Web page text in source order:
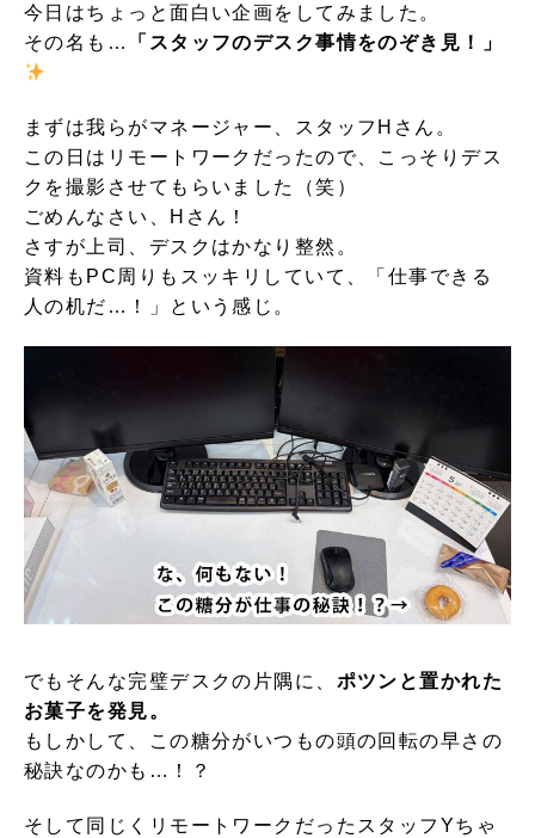
今日はちょっと面白い企画をしてみました。
その名も…
「スタッフのデスク事情をのぞき見！」
まずは我らがマネージャー、スタッフHさん。
この日はリモートワークだったので、こっそりデス
クを撮影させてもらいました（笑）
ごめんなさい、Hさん！
さすが上司、デスクはかなり整然。
資料もPC周りもスッキリしていて、「仕事できる
人の机だ…！」という感じ。
でもそんな完璧デスクの片隅に、 ポツンと置かれた
お菓子を発見。
もしかして、この糖分がいつもの頭の回転の早さの
秘訣なのかも…！？
そして同じくリモートワークだったスタッフYちゃ